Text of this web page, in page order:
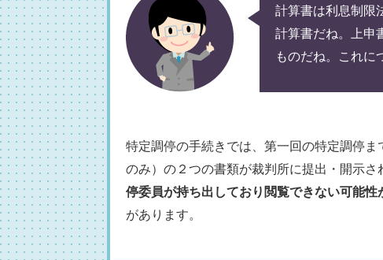
計算書は利息制限
計算書だね。上申
ものだね。これに
特定調停の手続きでは、第一回の特定調停
のみ）の２つの書類が裁判所に提出・開示さ
停委員が持ち出しており閲覧できない可能
があります。